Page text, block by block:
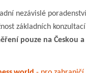
nezávislé
základních konzultací
pouze na Českou